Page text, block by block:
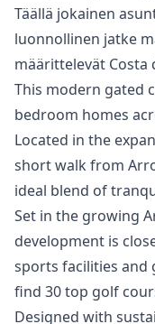
‌Täällä ‌jokainen
‌luonnollinen jatke
‌määrittelevät ‌Costa
This modern gated
bedroom homes
Located in the
short walk from
ideal blend of
Set in the growing
development is
sports facilities and
find 30 top golf
Designed with